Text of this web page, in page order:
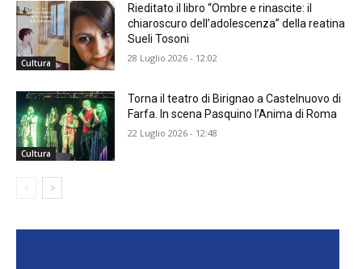
Cultura
Rieditato il libro “Ombre e rinascite: il
chiaroscuro dell’adolescenza” della reatina
Sueli Tosoni
28 Luglio 2026 - 12:02
Cultura
Torna il teatro di Birignao a Castelnuovo di
Farfa. In scena Pasquino l’Anima di Roma
22 Luglio 2026 - 12:48